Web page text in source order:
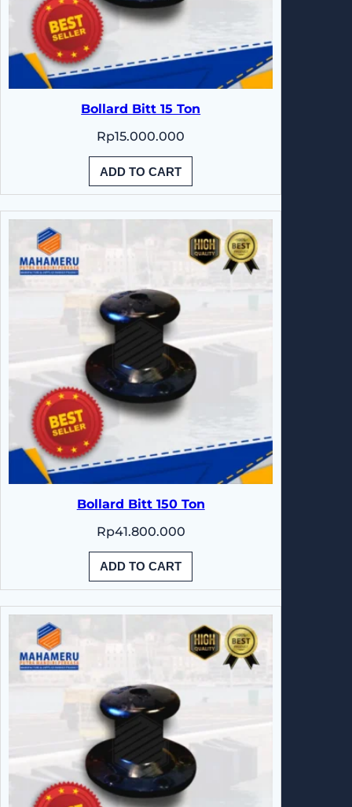
Bollard Bitt 15 Ton
Rp15.000.000
ADD TO CART
Bollard Bitt 150 Ton
Rp41.800.000
ADD TO CART